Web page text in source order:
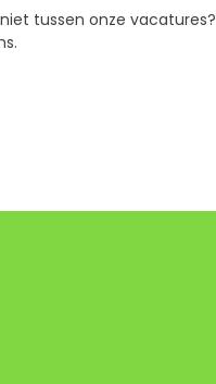
tussen onze vacatures?